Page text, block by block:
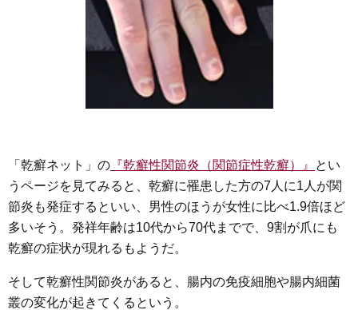
「乾癬ネット」の 『乾癬性関節炎（関節症性乾癬）』
とい
うページを見てみると、乾癬に罹患した方の7人に1人が関
節炎も発症するといい、男性のほうが女性に比べ1.9倍ほど
多いそう。発祥年齢は10代から70代までで、9割が爪にも
乾癬の症状が現れるもようだ。
そして乾癬性関節炎があると、腸内の免疫細胞や腸内細菌
叢の変化が起きてくるという。